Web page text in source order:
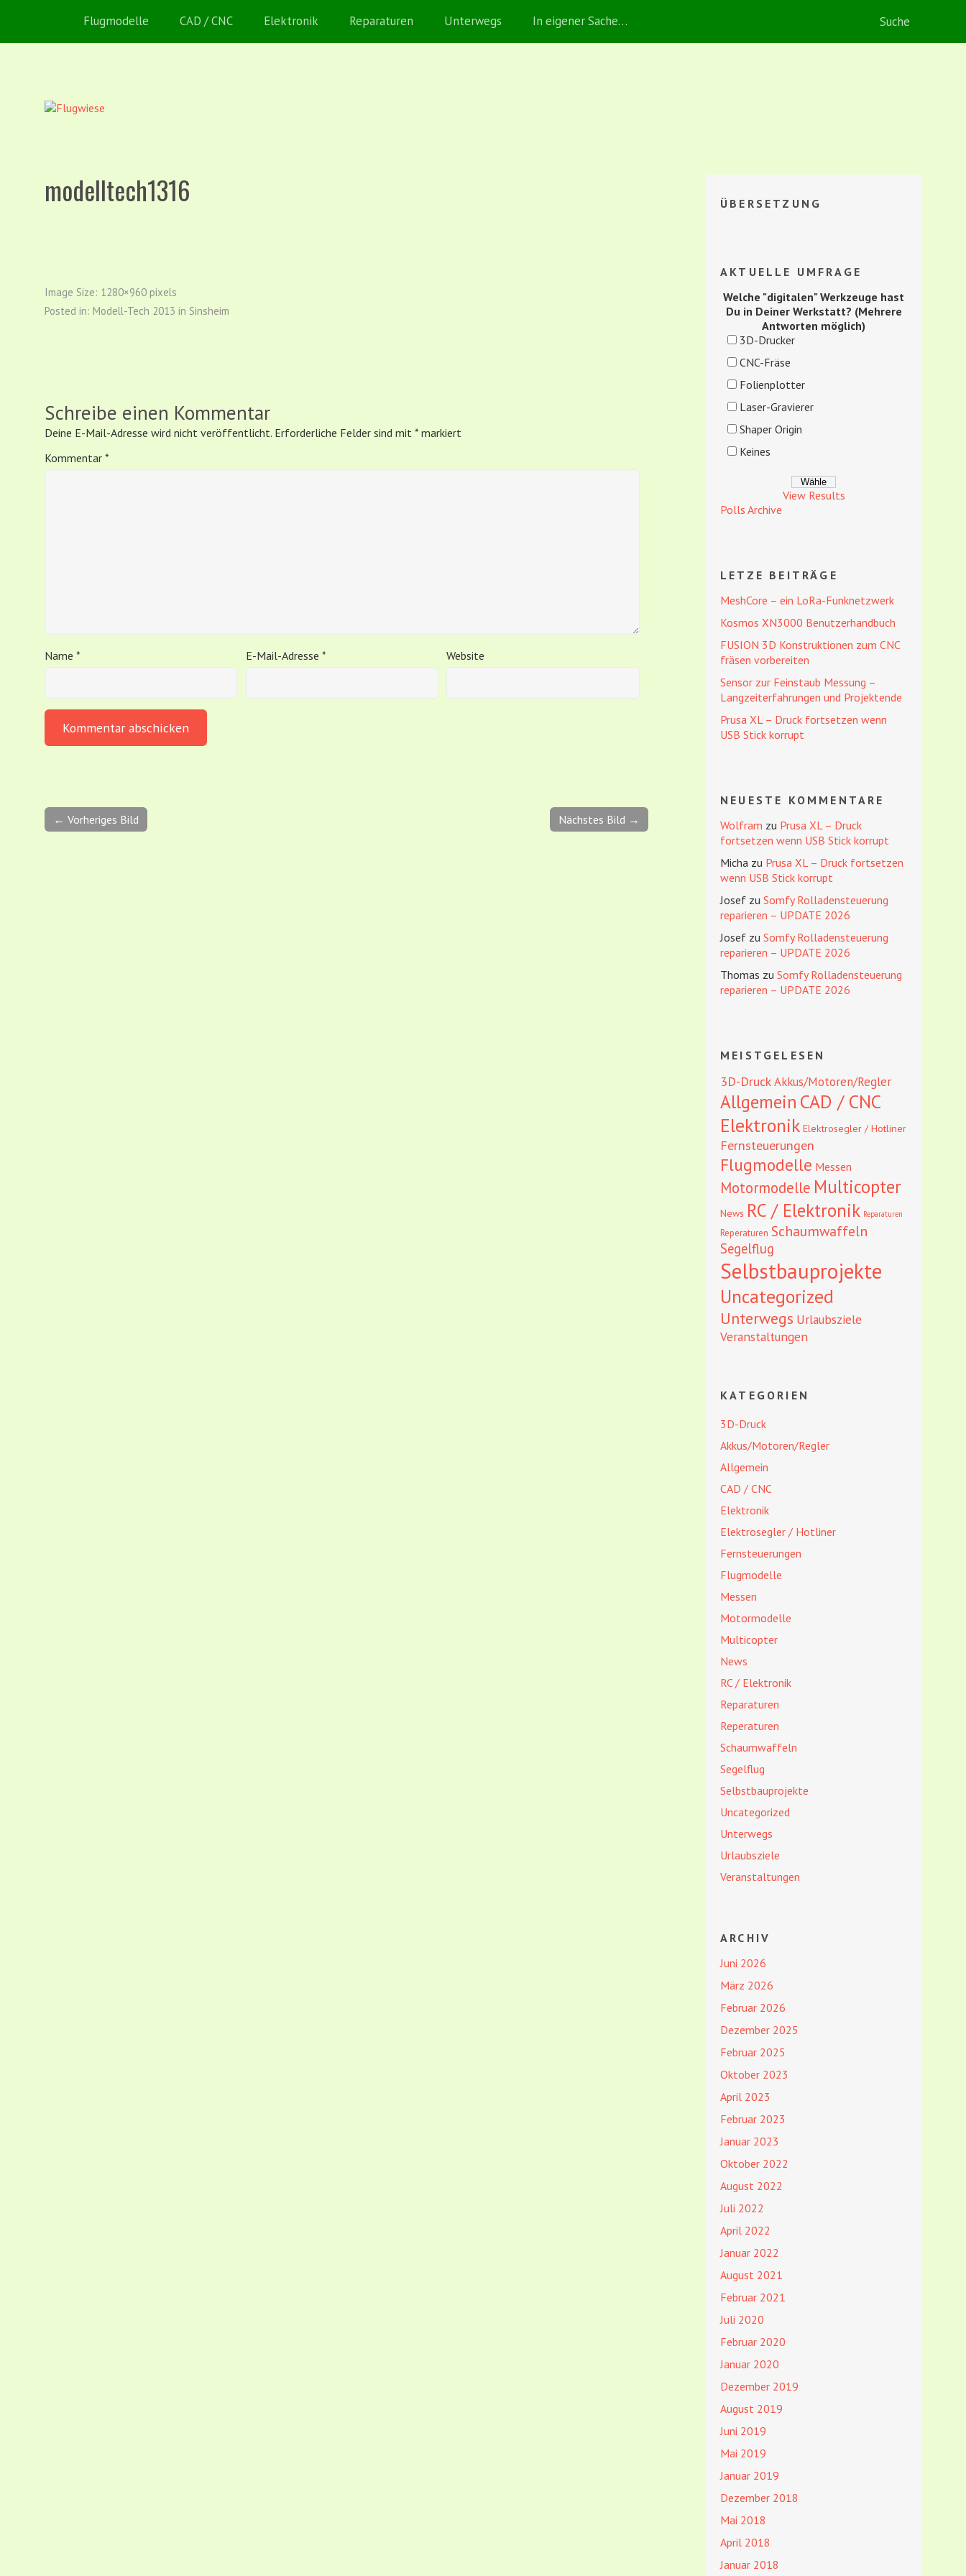
Flugmodelle CAD / CNC Elektronik Reparaturen Unterwegs In eigener Sache…
modelltech1316
Image Size: 1280×960 pixels
Posted in: Modell-Tech 2013 in Sinsheim
Schreibe einen Kommentar
Deine E-Mail-Adresse wird nicht veröffentlicht. Erforderliche Felder sind mit * markiert
Kommentar *
Name * E-Mail-Adresse * Website
← Vorheriges Bild Nächstes Bild →
ÜBERSETZUNG
AKTUELLE UMFRAGE
Welche "digitalen" Werkzeuge hast
Du in Deiner Werkstatt? (Mehrere
Antworten möglich)
3D-Drucker
CNC-Fräse
Folienplotter
Laser-Gravierer
Shaper Origin
Keines
View Results
Polls Archive
LETZE BEITRÄGE
MeshCore – ein LoRa-Funknetzwerk
Kosmos XN3000 Benutzerhandbuch
FUSION 3D Konstruktionen zum CNC
fräsen vorbereiten
Sensor zur Feinstaub Messung –
Langzeiterfahrungen und Projektende
Prusa XL – Druck fortsetzen wenn
USB Stick korrupt
NEUESTE KOMMENTARE
Wolfram zu Prusa XL – Druck
fortsetzen wenn USB Stick korrupt
Micha zu Prusa XL – Druck fortsetzen
wenn USB Stick korrupt
Josef zu Somfy Rolladensteuerung
reparieren – UPDATE 2026
Josef zu Somfy Rolladensteuerung
reparieren – UPDATE 2026
Thomas zu Somfy Rolladensteuerung
reparieren – UPDATE 2026
MEISTGELESEN
3D-DruckAkkus/Motoren/Regler
Allgemein CAD / CNC
Elektronik Elektrosegler / Hotliner
Fernsteuerungen
Flugmodelle Messen
Motormodelle Multicopter
News RC / Elektronik Reparaturen
Reperaturen Schaumwaffeln
Segelflug
Selbstbauprojekte
Uncategorized
Unterwegs Urlaubsziele
Veranstaltungen
KATEGORIEN
3D-Druck
Akkus/Motoren/Regler
Allgemein
CAD / CNC
Elektronik
Elektrosegler / Hotliner
Fernsteuerungen
Flugmodelle
Messen
Motormodelle
Multicopter
News
RC / Elektronik
Reparaturen
Reperaturen
Schaumwaffeln
Segelflug
Selbstbauprojekte
Uncategorized
Unterwegs
Urlaubsziele
Veranstaltungen
ARCHIV
Juni 2026
März 2026
Februar 2026
Dezember 2025
Februar 2025
Oktober 2023
April 2023
Februar 2023
Januar 2023
Oktober 2022
August 2022
Juli 2022
April 2022
Januar 2022
August 2021
Februar 2021
Juli 2020
Februar 2020
Januar 2020
Dezember 2019
August 2019
Juni 2019
Mai 2019
Januar 2019
Dezember 2018
Mai 2018
April 2018
Januar 2018